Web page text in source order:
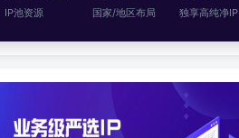
IP池资源 国家/地区布局 独享高纯净IP